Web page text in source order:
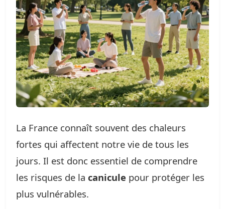
La France connaît souvent des chaleurs
fortes qui affectent notre vie de tous les
jours. Il est donc essentiel de comprendre
les risques de la canicule pour protéger les
plus vulnérables.